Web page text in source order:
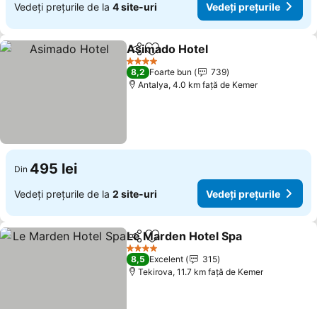
Vedeți prețurile de la 4 site-uri Vedeți prețurile
DistribuițiAdăugaţi la favorite
Asimado Hotel
4 Stele
8,2 Foarte bun
739
Antalya, 4.0 km faţă de Kemer
Din 495 lei
Vedeți prețurile de la 2 site-uri Vedeți prețurile
DistribuițiAdăugaţi la favorite
Le Marden Hotel Spa
4 Stele
8,5 Excelent
315
Tekirova, 11.7 km faţă de Kemer